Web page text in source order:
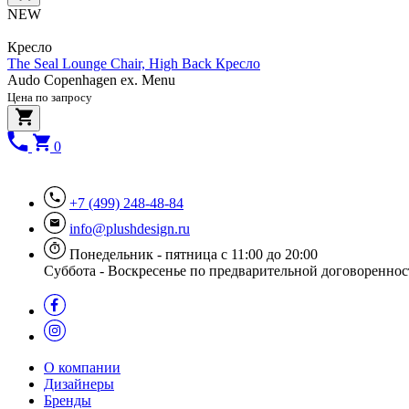
NEW
Кресло
The Seal Lounge Chair, High Back Кресло
Audo Copenhagen ex. Menu
Цена по запросу
0
+7 (499) 248-48-84
info@plushdesign.ru
Понедельник - пятница с 11:00 до 20:00
Суббота - Воскресенье по предварительной
О компании
Дизайнеры
Бренды